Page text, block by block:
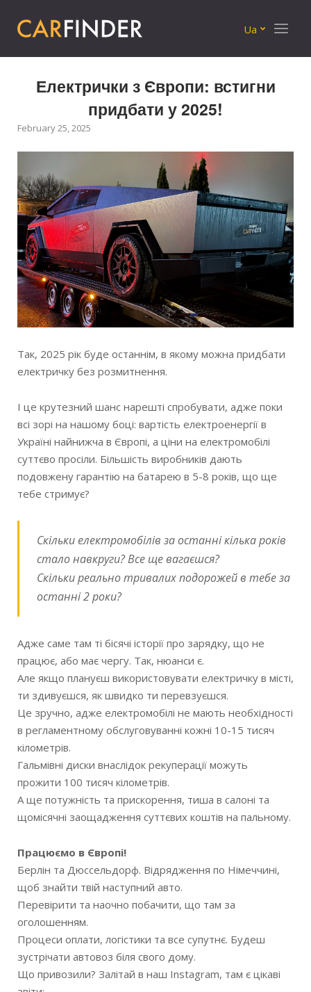
Ua Menu
Електрички з Європи: встигни
придбати у 2025!
February 25, 2025
Так, 2025 рік буде останнім, в якому можна придбати
електричку без розмитнення.
І це крутезний шанс нарешті спробувати, адже поки
всі зорі на нашому боці: вартість електроенергії в
Україні найнижча в Європі, а ціни на електромобілі
суттєво просіли. Більшість виробників дають
подовжену гарантію на батарею в 5-8 років, що ще
тебе стримує?
Скільки електромобілів за останні кілька років
стало навкруги? Все ще вагаєшся?
Скільки реально тривалих подорожей в тебе за
останні 2 роки?
Адже саме там ті бісячі історії про зарядку, що не
працює, або має чергу. Так, нюанси є.
Але якщо плануєш використовувати електричку в місті,
ти здивуєшся, як швидко ти перевзуєшся.
Це зручно, адже електромобілі не мають необхідності
в регламентному обслуговуванні кожні 10-15 тисяч
кілометрів.
Гальмівні диски внаслідок рекуперації можуть
прожити 100 тисяч кілометрів.
А ще потужність та прискорення, тиша в салоні та
щомісячні заощадження суттєвих коштів на пальному.
Працюємо в Європі!
Берлін та Дюссельдорф. Відрядження по Німеччині,
щоб знайти твій наступний авто.
Перевірити та наочно побачити, що там за
оголошенням.
Процеси оплати, логістики та все супутнє. Будеш
зустрічати автовоз біля свого дому.
Що привозили? Залітай в наш Instagram, там є цікаві